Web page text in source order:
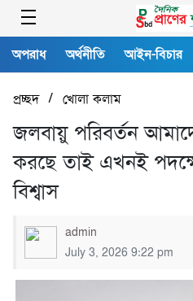
অপরাধ অর্থনীতি আইন-বিচার
প্রচ্ছদ/ খোলা কলাম
জলবায়ু পরিবর্তন
করছে তাই এখনই
বিশ্বাস
admin
July 3, 2026 9:22 pm